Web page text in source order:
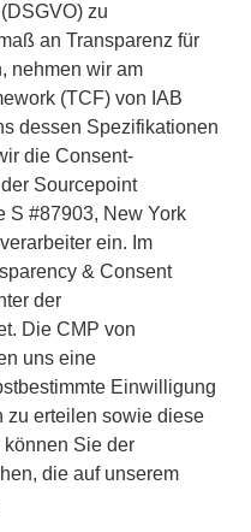
zu
an Transparenz für
nehmen wir am
(TCF) von IAB
dessen Spezifikationen
die Consent-
Sourcepoint
S #87903, New York
ein. Im
& Consent
der
Die CMP von
uns eine
Einwilligung
zu erteilen sowie diese
können Sie der
die auf unserem